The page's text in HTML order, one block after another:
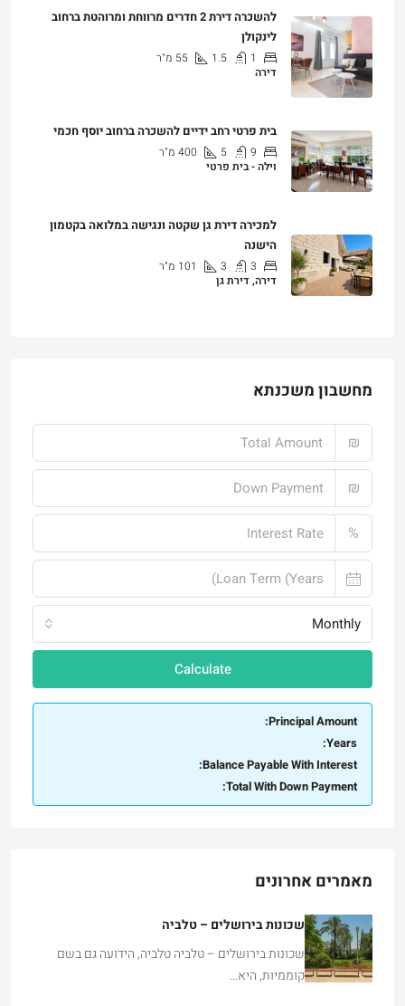
להשכרה דירת 2 חדרים מרווחת ומרוהטת ברחוב
לינקולן
1
1.5
55 מ"ר
דירה
בית פרטי רחב ידיים להשכרה ברחוב יוסף חכמי
9
5
400 מ"ר
וילה - בית פרטי
למכירה דירת גן שקטה ונגישה במלואה בקטמון
הישנה
3
3
101 מ"ר
דירה, דירת גן
מחשבון משכנתא
₪
₪
%
Monthly
Calculate
Principal Amount:
Years:
Balance Payable With Interest:
Total With Down Payment:
מאמרים אחרונים
שכונות בירושלים – טלביה
שכונות בירושלים – טלביה טלביה, הידועה גם בשם
קוממיות, היא…